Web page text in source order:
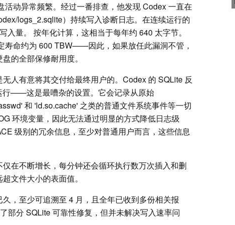
活动异常频繁。经过一番排查，他发现 Codex 一直在
logs_2.sqlite）持续写入诊断日志。在连续运行的
入量。 按年化计算，这相当于每年约 640 太字节。
寿命约为 600 TBW——因此，如果放任此漏洞不管，
的全部保修耐用度。
人有意将其交付给最终用户的。Codex 的 SQLite 反
行——这是最嘈杂的设置。它会记录从原始
和 'ld.so.cache' 之类的普通文件系统事件等一切
环境变量，因此无法通过明显的方式降低日志级
级别的冗余信息，至少对普通用户而言，这些信息
在不断增长，每分钟还会循环执行数万次插入和删
文件大小的表面值。
，至少可追溯至 4 月，且全年已收到多份相关报
部分 SQLite 可靠性修复，但并未解决写入速率问